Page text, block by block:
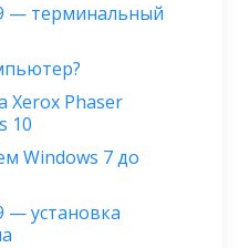
— терминальный
Xerox Phaser
10
Windows 7 до
— установка